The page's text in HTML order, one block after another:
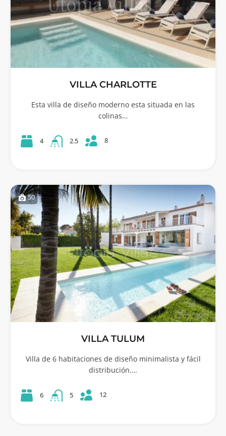
VILLA CHARLOTTE
Esta villa de diseño moderno esta situada en las
colinas…
4 2.5 8
50
VILLA TULUM
Villa de 6 habitaciones de diseño minimalista y fácil
distribución.…
6 5 12